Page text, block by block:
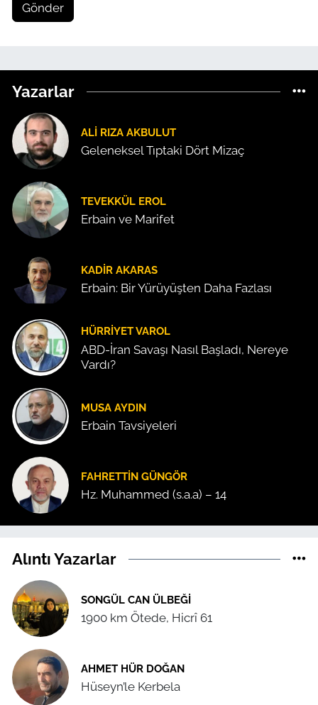
Gönder
Yazarlar
ALI RIZA AKBULUT
Geleneksel Tıptaki Dört Mizaç
TEVEKKÜL EROL
Erbain ve Marifet
KADIR AKARAS
Erbain: Bir Yürüyüşten Daha Fazlası
HÜRRIYET VAROL
ABD-İran Savaşı Nasıl Başladı, Nereye
Vardı?
MUSA AYDIN
Erbain Tavsiyeleri
FAHRETTIN GÜNGÖR
Hz. Muhammed (s.a.a) – 14
Alıntı Yazarlar
SONGÜL CAN ÜLBEĞI
1900 km Ötede, Hicrî 61
AHMET HÜR DOĞAN
Hüseyn’le Kerbela